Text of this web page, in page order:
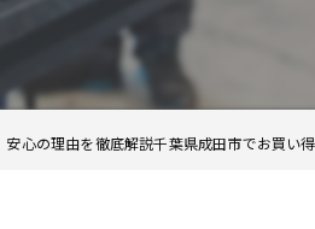
安心の理由を徹底解説千葉県成田市でお買い